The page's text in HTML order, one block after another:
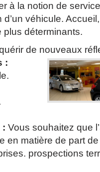
à la notion de
véhicule.
plus déterminants.
de nouveaux
:
: Vous souhaitez que
en matière de part
prospections